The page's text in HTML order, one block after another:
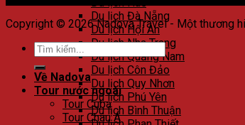
Du lịch Đà Nẵng
Du lịch Hội An
Du lịch Nha Trang
Du lịch Quảng Nam
Du lịch Côn Đảo
Du lịch Quy Nhơn
Du lịch Phú Yên
Du lịch Bình Thuận
Copyright © 2026 Nadova Travel - Một thương
Về Nadova
Tour nước ngoài
Tour Cuba
Tour Châu Á